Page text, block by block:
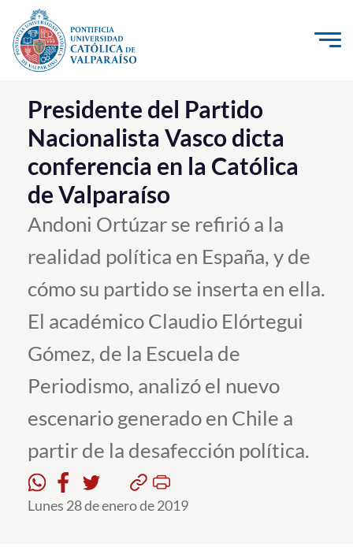
Click acá para ir directamente al contenido
La Universidad
Investigación, Creación e Innovación
PUCV Internacional
Vinculación con el Medio
Admisión
Pregrado
Postgrado
Formación Continua
Estudiantes
Académicos
Funcionarios
Alumni
Presidente del Partido
Nacionalista Vasco dicta
conferencia en la Católica
de Valparaíso
Andoni Ortúzar se refirió a la
realidad política en España, y de
cómo su partido se inserta en ella.
El académico Claudio Elórtegui
Gómez, de la Escuela de
Periodismo, analizó el nuevo
escenario generado en Chile a
partir de la desafección política.
Lunes 28 de enero de 2019